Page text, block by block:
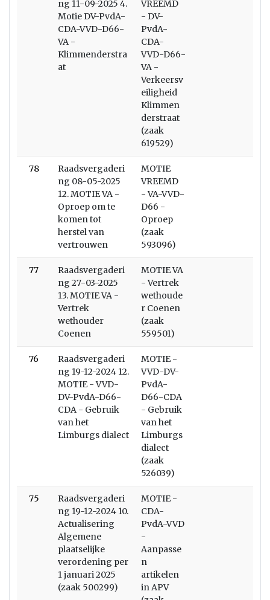
ng 11-09-2025 4.
Motie DV-PvdA-
CDA-VVD-D66-
VA -
Klimmenderstra
at
VREEMD
- DV-
PvdA-
CDA-
VVD-D66-
VA -
Verkeersv
eiligheid
Klimmen
derstraat
(zaak
619529)
78
Raadsvergaderi
ng 08-05-2025
12. MOTIE VA -
Oproep om te
komen tot
herstel van
vertrouwen
MOTIE
VREEMD
- VA-VVD-
D66 -
Oproep
(zaak
593096)
77
Raadsvergaderi
ng 27-03-2025
13. MOTIE VA -
Vertrek
wethouder
Coenen
MOTIE VA
- Vertrek
wethoude
r Coenen
(zaak
559501)
76
Raadsvergaderi
ng 19-12-2024 12.
MOTIE - VVD-
DV-PvdA-D66-
CDA - Gebruik
van het
Limburgs dialect
MOTIE -
VVD-DV-
PvdA-
D66-CDA
- Gebruik
van het
Limburgs
dialect
(zaak
526039)
75
Raadsvergaderi
ng 19-12-2024 10.
Actualisering
Algemene
plaatselijke
verordening per
1 januari 2025
(zaak 500299)
MOTIE -
CDA-
PvdA-VVD
-
Aanpasse
n
artikelen
in APV